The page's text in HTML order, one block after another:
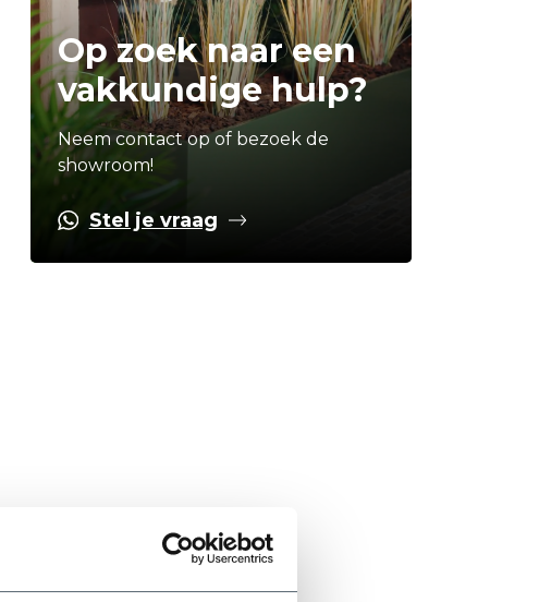
Op zoek naar een
vakkundige hulp?
Neem contact op of bezoek de
showroom!
Stel je vraag